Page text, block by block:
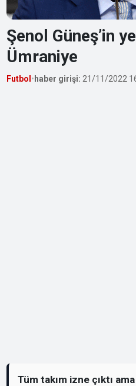
Şenol Güneş’in
Ümraniye
Futbol • haber girişi: 21/11/2022
Tüm takım izne çıktı